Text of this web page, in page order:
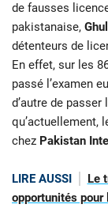
de fausses
pakistanaise,
détenteurs de
En effet, sur les
passé l’examen
d’autre de
qu’actuellement,
chez Pakistan
LIRE AUSSI
Le
opportunités